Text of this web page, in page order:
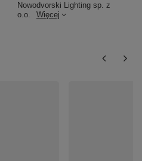
Nowodvorski Lighting sp. z
o.o.
Więcej